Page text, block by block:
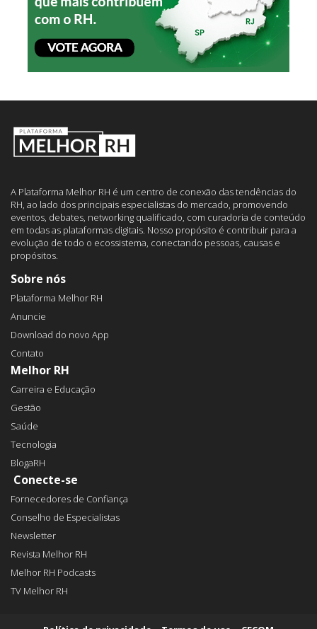
A Plataforma Melhor RH é um centro de conexão das tendências do
RH, ao lado dos principais especialistas do mercado, promovendo
eventos, debates, networking qualificado, com curadoria de conteúdo
em todas as plataformas digitais. Nosso propósito é contribuir para a
evolução de todo o ecossistema, conectando pessoas, causas e
propósitos.
Sobre nós
Plataforma Melhor RH
Anuncie
Download do novo App
Contato
Melhor RH
Carreira e Educação
Gestão
Saúde
Tecnologia
BlogaRH
Conecte-se
Fornecedores de Confiança
Conselho de Especialistas
Newsletter
Revista Melhor RH
Melhor RH Podcasts
TV Melhor RH